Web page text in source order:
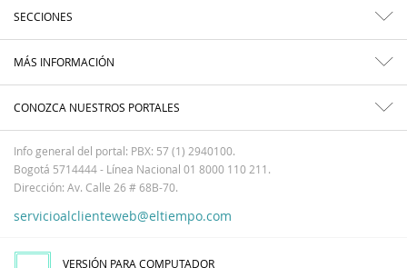
SECCIONES
MÁS INFORMACIÓN
CONOZCA NUESTROS PORTALES
Info general del portal: PBX: 57 (1) 2940100.
Bogotá 5714444 - Línea Nacional 01 8000 110 211.
Dirección: Av. Calle 26 # 68B-70.
servicioalclienteweb@eltiempo.com
VERSIÓN PARA COMPUTADOR